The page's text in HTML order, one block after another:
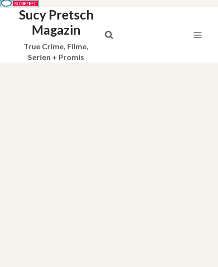
Sucy Pretsch
Magazin
True Crime, Filme,
Serien + Promis